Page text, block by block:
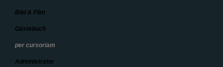
Bild & Film
Gästebuch
per cursoriam
Administrator